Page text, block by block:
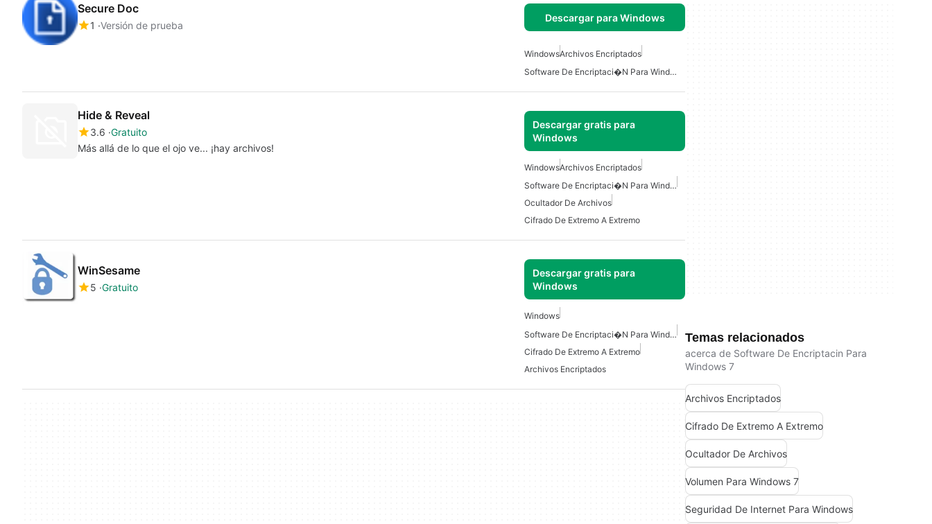
Secure Doc
1 Versión de prueba
Descargar para Windows
WindowsArchivos Encriptados
Software De Encriptaci�n Para Windows 7
Hide & Reveal
3.6 Gratuito
Más allá de lo que el ojo ve... ¡hay archivos!
Descargar gratis para
Windows
WindowsArchivos Encriptados
Software De Encriptaci�n Para Windows 7
Ocultador De Archivos
Cifrado De Extremo A Extremo
WinSesame
5 Gratuito
Descargar gratis para
Windows
Windows
Software De Encriptaci�n Para Windows 7
Cifrado De Extremo A Extremo
Archivos Encriptados
Temas relacionados
acerca de Software De Encriptacin Para
Windows 7
Archivos Encriptados
Cifrado De Extremo A Extremo
Ocultador De Archivos
Volumen Para Windows 7
Seguridad De Internet Para Windows